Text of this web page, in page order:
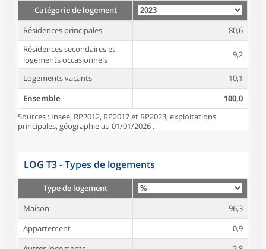
Catégorie de logement
Résidences principales
80,6
Résidences secondaires et
logements occasionnels
9,2
Logements vacants
10,1
Ensemble
100,0
Sources : Insee, RP2012, RP2017 et RP2023, exploitations
principales, géographie au 01/01/2026 .
LOG T3 - Types de logements
Type de logement
Maison
96,3
Appartement
0,9